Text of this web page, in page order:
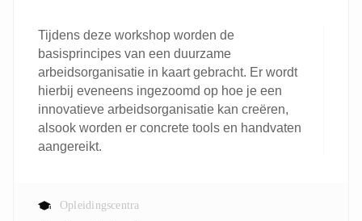
Tijdens deze workshop worden de
basisprincipes van een duurzame
arbeidsorganisatie in kaart gebracht. Er wordt
hierbij eveneens ingezoomd op hoe je een
innovatieve arbeidsorganisatie kan creëren,
alsook worden er concrete tools en handvaten
aangereikt.
Opleidingscentra